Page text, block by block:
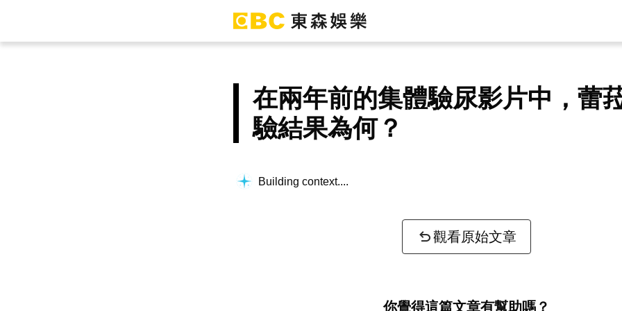
在兩年前的集體驗尿影片中，蕾
驗結果為何？
Building context...
觀看原始文章
你覺得這篇文章有幫助嗎？